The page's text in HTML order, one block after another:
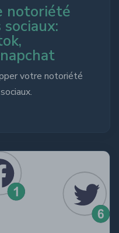
notoriété
votre notoriété